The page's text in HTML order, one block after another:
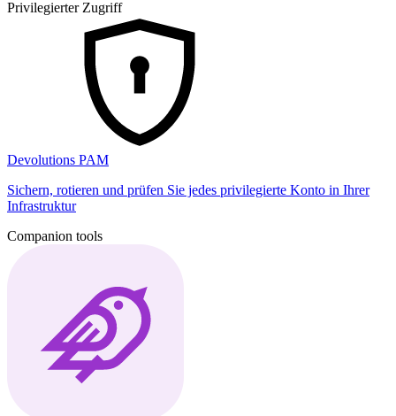
Privilegierter Zugriff
Devolutions PAM
Sichern, rotieren und prüfen Sie jedes privilegierte Konto in Ihrer
Infrastruktur
Companion tools